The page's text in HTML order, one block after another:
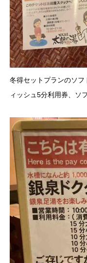
冬得セットプランのソ
ィッシュ5分利用券、ソ